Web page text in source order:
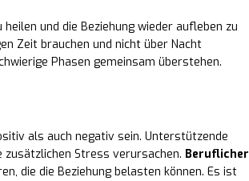
und die Beziehung wieder aufleben zu
Zeit brauchen und nicht über Nacht
Phasen gemeinsam überstehen.
als auch negativ sein. Unterstützende
zusätzlichen Stress verursachen. Beruflicher
die die Beziehung belasten können. Es ist